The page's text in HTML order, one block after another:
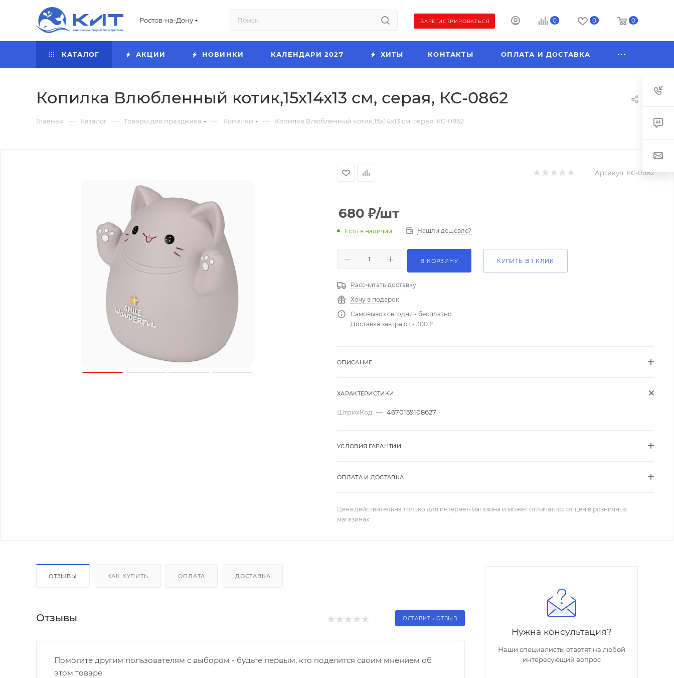
Ростов-на-Дону ЗАРЕГИСТРИРОВАТЬСЯ 0 0 0
КАТАЛОГ АКЦИИ НОВИНКИ КАЛЕНДАРИ 2027 ХИТЫ КОНТАКТЫ ОПЛАТА И ДОСТАВКА
Копилка Влюбленный котик,15х14х13 см, серая, КС-0862
Главная — Каталог — Товары для праздника — Копилки — Копилка Влюбленный котик,15х14х13 см, серая, КС-0862
Артикул: КС-0862
680 ₽/шт
Есть в наличии Нашли дешевле?
В КОРЗИНУ КУПИТЬ В 1 КЛИК
Рассчитать доставку
Хочу в подарок
Самовывоз сегодня - бесплатно
Доставка завтра от - 300 ₽
ОПИСАНИЕ
ХАРАКТЕРИСТИКИ
ШтрихКод — 4670159108627
УСЛОВИЯ ГАРАНТИИ
ОПЛАТА И ДОСТАВКА
Цена действительна только для интернет-магазина и может отличаться от цен в розничных
магазинах
ОТЗЫВЫ КАК КУПИТЬ ОПЛАТА ДОСТАВКА
Отзывы ОСТАВИТЬ ОТЗЫВ
Помогите другим пользователям с выбором - будьте первым, кто поделится своим мнением об
этом товаре
Нужна консультация?
Наши специалисты ответят на любой
интересующий вопрос